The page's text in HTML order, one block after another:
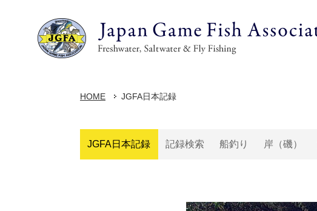
HOME JGFA日本記録
JGFA日本記録 記録検索 船釣り 岸（磯）